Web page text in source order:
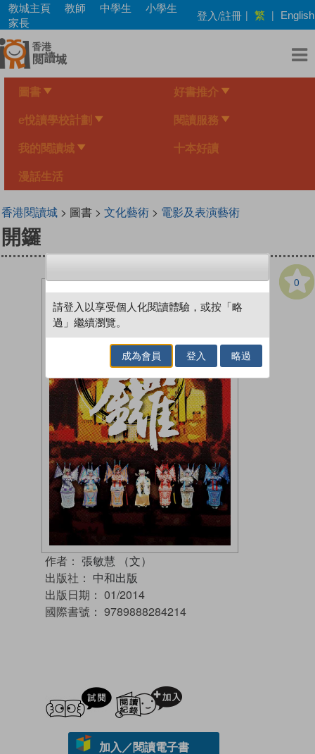
Skip
main
content
教城主頁 教師 中學生
小學生
家長
登入/註冊 | 繁 | English
圖書 好書推介
e悅讀學校計劃 閱讀服務
我的閱讀城 十本好讀
漫話生活
香港閱讀城> 圖書 > 文化藝術> 電影及表演藝術
開鑼
0
作者： 張敏慧 （文）
出版社： 中和出版
出版日期： 01/2014
國際書號： 9789888284214
試閲
加入／閱讀電子書
請登入以享受個人化閱讀體驗，或按「略
過」繼續瀏覽。
成為會員 登入 略過